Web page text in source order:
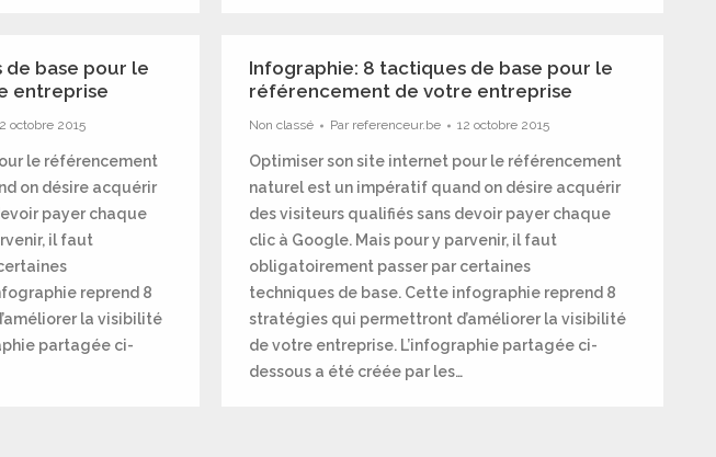
base pour le
entreprise
octobre 2015
le référencement
on désire acquérir
payer chaque
il faut
reprend 8
la visibilité
partagée ci-
Infographie: 8 tactiques de base pour le
référencement de votre entreprise
Non classé Par referenceur.be 12 octobre 2015
Optimiser son site internet pour le référencement
naturel est un impératif quand on désire acquérir
des visiteurs qualifiés sans devoir payer chaque
clic à Google. Mais pour y parvenir, il faut
obligatoirement passer par certaines
techniques de base. Cette infographie reprend 8
stratégies qui permettront d’améliorer la visibilité
de votre entreprise. L’infographie partagée ci-
dessous a été créée par les…